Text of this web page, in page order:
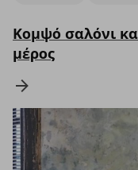
Κομψό σαλόνι
μέρος